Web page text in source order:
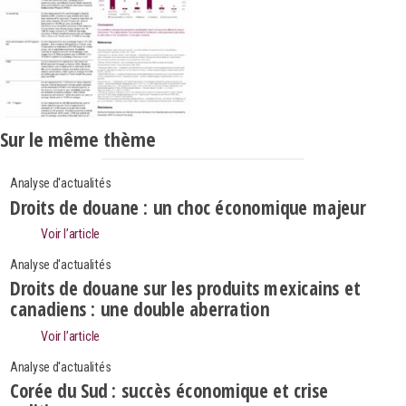
Sur le même thème
Analyse d'actualités
Droits de douane : un choc économique majeur
Voir l’article
Analyse d'actualités
Droits de douane sur les produits mexicains et
canadiens : une double aberration
Voir l’article
Analyse d'actualités
Corée du Sud : succès économique et crise
Search